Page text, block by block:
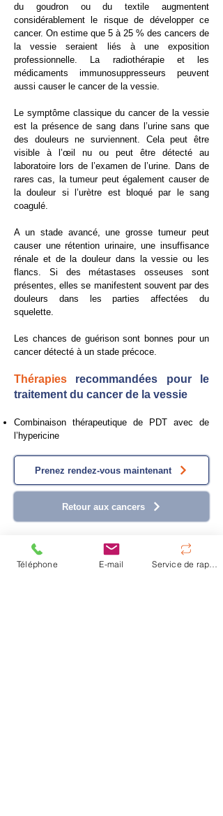
du goudron ou du textile augmentent
considérablement le risque de développer ce
cancer. On estime que 5 à 25 % des cancers de
la vessie seraient liés à une exposition
professionnelle. La radiothérapie et les
médicaments immunosuppresseurs peuvent
aussi causer le cancer de la vessie.
​Le symptôme classique du cancer de la vessie
est la présence de sang dans l’urine sans que
des douleurs ne surviennent. Cela peut être
visible à l’œil nu ou peut être détecté au
laboratoire lors de l’examen de l’urine. Dans de
rares cas, la tumeur peut également causer de
la douleur si l’urètre est bloqué par le sang
coagulé.
​A un stade avancé, une grosse tumeur peut
causer une rétention urinaire, une insuffisance
rénale et de la douleur dans la vessie ou les
flancs. Si des métastases osseuses sont
présentes, elles se manifestent souvent par des
douleurs dans les parties affectées du
squelette.
Les chances de guérison sont bonnes pour un
cancer détecté à un stade précoce.
Thérapies recommandées pour le
traitement du cancer de la vessie
Combinaison thérapeutique de PDT avec de
l’hypericine
Prenez rendez-vous maintenant
Retour aux cancers
Téléphone E-mail